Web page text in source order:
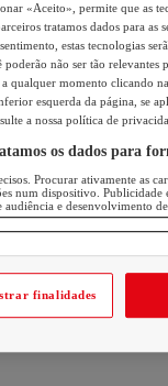
«Aceito», permite que as
tratamos dados para
estas tecnologias
não ser tão relevantes
qualquer momento clicando
esquerda da página, se
a nossa política de
os dados para
Procurar ativamente as
num dispositivo. Publicidade
audiência e desenvolvimento
finalidades